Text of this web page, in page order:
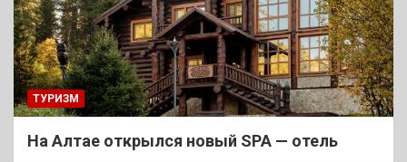
ТУРИЗМ
На Алтае открылся новый SPA — отель